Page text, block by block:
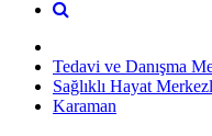
Tedavi ve Danışma
Sağlıklı Hayat
Karaman